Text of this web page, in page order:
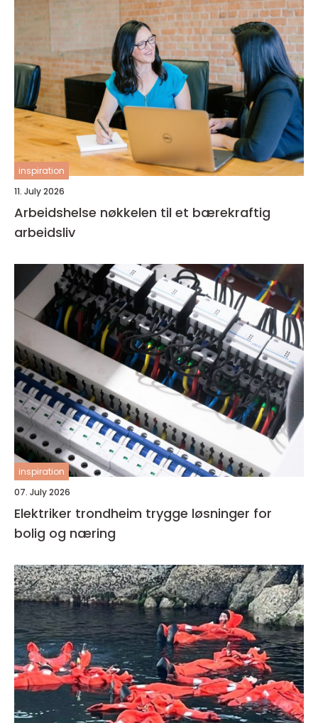
inspiration
11. July 2026
Arbeidshelse nøkkelen til et bærekraftig
arbeidsliv
inspiration
07. July 2026
Elektriker trondheim trygge løsninger for
bolig og næring